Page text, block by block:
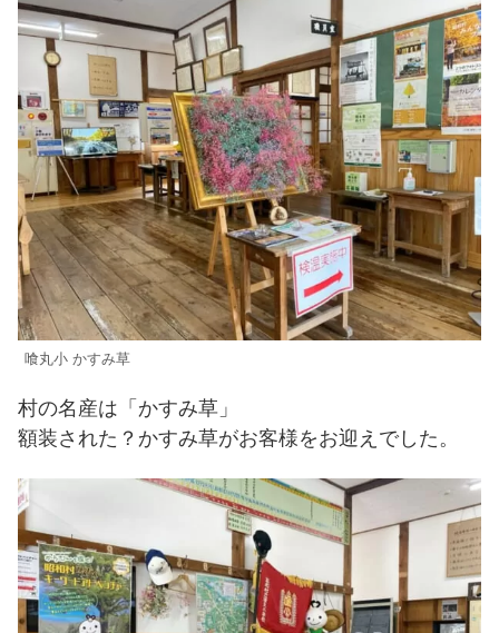
喰丸小 かすみ草
村の名産は「かすみ草」
額装された？かすみ草がお客様をお迎えでした。